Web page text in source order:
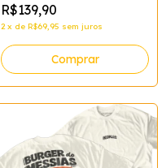
R$139,90
2 x de R$69,95 sem juros
Comprar